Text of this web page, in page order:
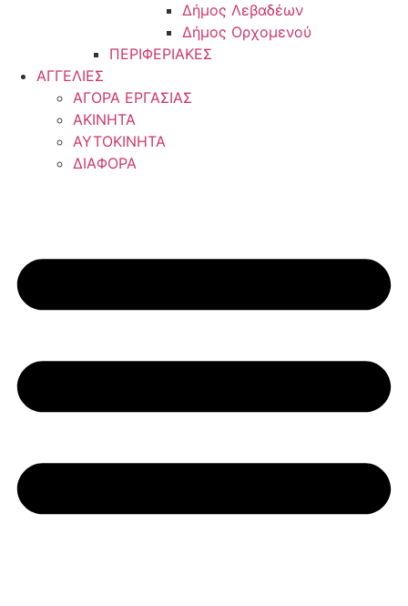
Δήμος Λεβαδέων
Δήμος Ορχομενού
ΠΕΡΙΦΕΡΙΑΚΕΣ
ΑΓΓΕΛΙΕΣ
ΑΓΟΡΑ ΕΡΓΑΣΙΑΣ
ΑΚΙΝΗΤΑ
ΑΥΤΟΚΙΝΗΤΑ
ΔΙΑΦΟΡΑ